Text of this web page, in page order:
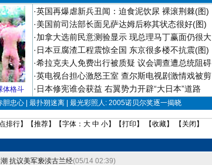
体格斗
·英国再爆虐新兵丑闻：迫食泥饮尿 裸滚荆棘(图)
·美国前司法部长面见萨达姆后称其状态很好(图)
·加拿大选前民意测验显示 现总理马丁赢面仍很大
· 日本豆腐渣工程震惊全国 东京很多楼不抗震(图)
·希拉克夫人免费出行被质疑 议会调查遭总统阻碍
·英电视台担心激怒王室 查尔斯电视剧激情戏被剪
· 日本修宪谁会获益 右翼势力开辟“大日本”道路
胆忠心 | 最扑朔迷离 | 最光彩照人: 2005诺贝尔奖逐一揭晓
排行】【推荐】【字体： 大 中 小】【打印 】 【收藏】 【 关闭 】
抗议美军亵渎古兰经(05/14 02:39)